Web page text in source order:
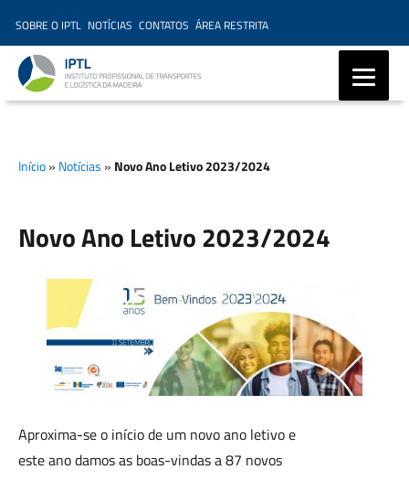
SOBRE O IPTL NOTÍCIAS CONTATOS ÁREA RESTRITA
Madeira, Ensino Profissional,
Formação Modular
Início» Notícias » Novo Ano Letivo 2023/2024
Novo Ano Letivo 2023/2024
Aproxima-se o início de um novo ano letivo e
este ano damos as boas-vindas a 87 novos